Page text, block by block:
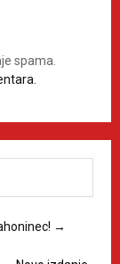
spama.
→